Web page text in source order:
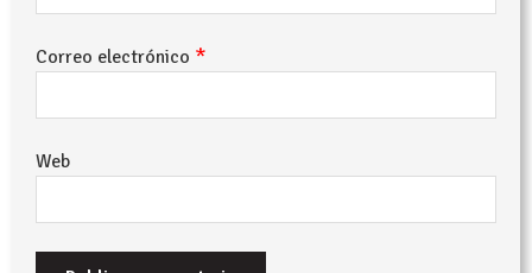
Correo electrónico *
Web